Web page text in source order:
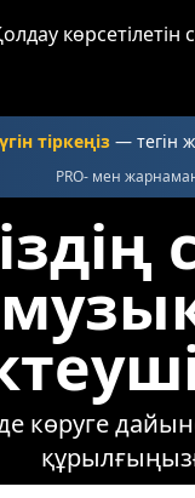
көрсетілетін
тіркеңіз — тегін
PRO- мен